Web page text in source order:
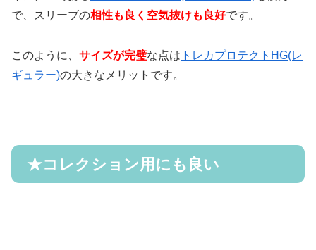
で、スリーブの相性も良く空気抜けも良好です。
このように、 サイズが完璧な点は トレカプロテクトHG(レ
ギュラー)の大きなメリットです。
★コレクション用にも良い